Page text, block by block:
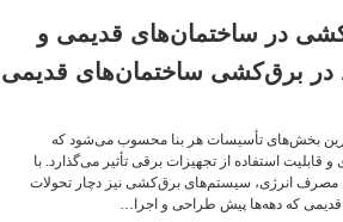
در ساختمان‌های قدیمی و
در برق‌کشی ساختمان‌های قدیمی
بخش‌های تأسیسات هر بنا محسوب می‌شود که
قابلیت استفاده از تجهیزات برقی تأثیر می‌گذارد. با
مصرف انرژی، سیستم‌های برق‌کشی نیز دچار تحولات
که دهه‌ها پیش طراحی و اجرا…